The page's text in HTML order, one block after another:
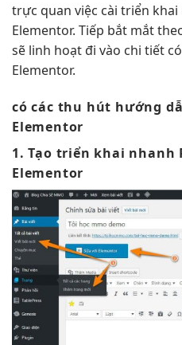
trực quan việc cài triển khai
Elementor. Tiếp bắt mắt
sẽ linh hoạt đi vào chi tiết
Elementor.
có các thu hút hướng
Elementor
1. Tạo triển khai nhanh
Elementor